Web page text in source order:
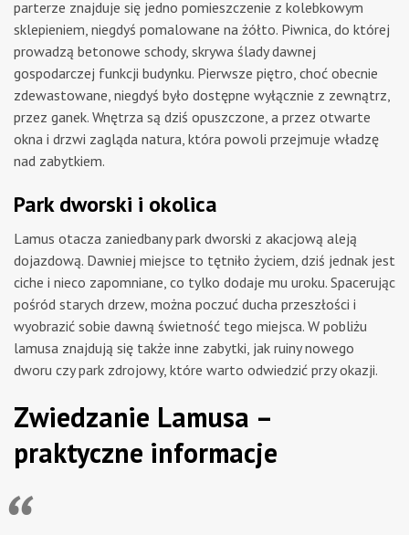
parterze znajduje się jedno pomieszczenie z kolebkowym
sklepieniem, niegdyś pomalowane na żółto. Piwnica, do której
prowadzą betonowe schody, skrywa ślady dawnej
gospodarczej funkcji budynku. Pierwsze piętro, choć obecnie
zdewastowane, niegdyś było dostępne wyłącznie z zewnątrz,
przez ganek. Wnętrza są dziś opuszczone, a przez otwarte
okna i drzwi zagląda natura, która powoli przejmuje władzę
nad zabytkiem.
Park dworski i okolica
Lamus otacza zaniedbany park dworski z akacjową aleją
dojazdową. Dawniej miejsce to tętniło życiem, dziś jednak jest
ciche i nieco zapomniane, co tylko dodaje mu uroku. Spacerując
pośród starych drzew, można poczuć ducha przeszłości i
wyobrazić sobie dawną świetność tego miejsca. W pobliżu
lamusa znajdują się także inne zabytki, jak ruiny nowego
dworu czy park zdrojowy, które warto odwiedzić przy okazji.
Zwiedzanie Lamusa –
praktyczne informacje